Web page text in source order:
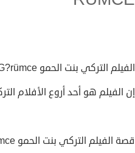
الفيلم التركي بنت الحمو G?rümce
إن الفيلم هو أحد أروع الأفلام
قصة الفيلم التركي بنت الحمو G?rümce